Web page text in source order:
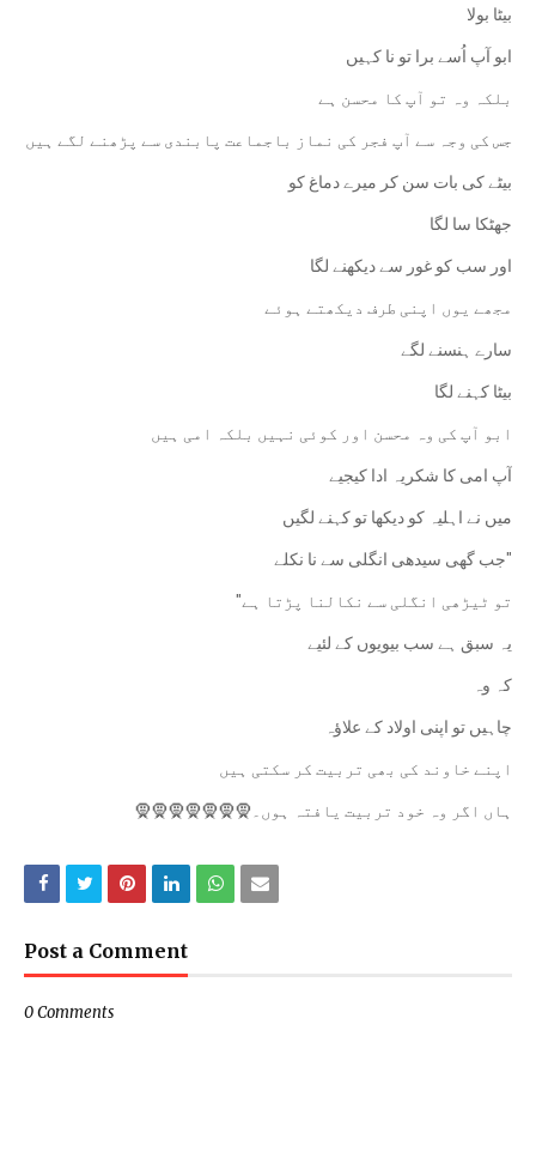
بیٹا بولا
ابو آپ اُسے برا تو نا کہیں
بلکہ وہ تو آپ کا محسن ہے
جس کی وجہ سے آپ فجر کی نماز باجماعت پابندی سے پڑھنے لگے ہیں
بیٹے کی بات سن کر میرے دماغ کو
جھٹکا سا لگا
اور سب کو غور سے دیکھنے لگا
‏مجھے یوں اپنی طرف دیکھتے ہوئے
سارے ہنسنے لگے
بیٹا کہنے لگا
ابو آپ کی وہ محسن اور کوئی نہیں بلکہ امی ہیں
آپ امی کا شکریہ ادا کیجیے
میں نے اہلیہ کو دیکھا تو کہنے لگیں
"جب گھی سیدھی انگلی سے نا نکلے
تو ٹیڑھی انگلی سے نکالنا پڑتا ہے"
یہ سبق ہے سب بیویوں کے لئیے
کہ وہ
‏چاہیں تو اپنی اولاد کے علاؤہ
اپنے خاوند کی بھی تربیت کر سکتی ہیں
ہاں اگر وہ خود تربیت یافتہ ہوں۔🧕🧕🧕🧕🧕🧕🧕
Post a Comment
0 Comments